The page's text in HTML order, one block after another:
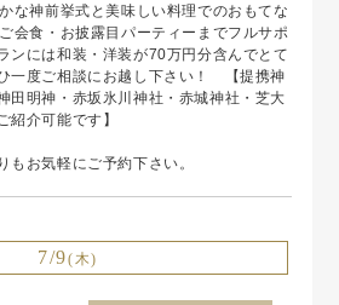
な神前挙式と美味しい料理でのおもてな
会食・お披露目パーティーまでフルサポ
ンには和装・洋装が70万円分含んでとて
一度ご相談にお越し下さい！ 【提携神
田明神・赤坂氷川神社・赤城神社・芝大
紹介可能です】
お気軽にご予約下さい。
7/9(木)